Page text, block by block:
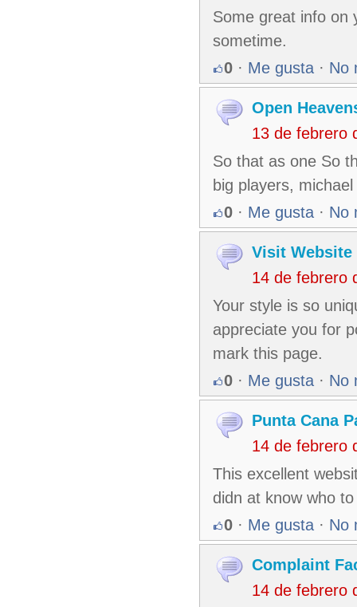
Some great info on
sometime.
0 · Me gusta · No
Open
13 de febrero
So that as one So
big players,
0 · Me gusta · No
Visit Website
14 de febrero
Your style is so
appreciate you for
mark this page.
0 · Me gusta · No
Punta Cana
14 de febrero
This excellent
didn at know who
0 · Me gusta · No
Complaint
14 de febrero